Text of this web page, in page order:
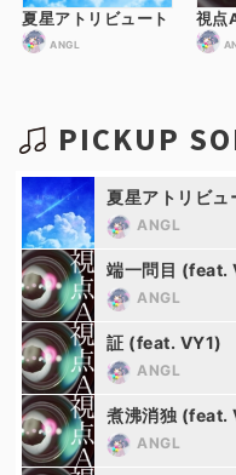
夏星アトリビュート
ANGL
視点
PICKUP
夏星アトリビ
ANGL
端一問目 (feat.
ANGL
証 (feat. VY1)
ANGL
煮沸消独 (feat.
ANGL